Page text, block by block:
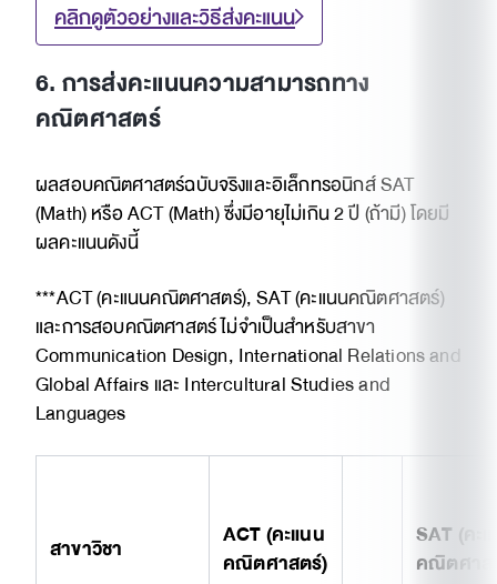
คลิกดูตัวอย่างและวิธีส่งคะแนน
6. การส่งคะแนนความสามารถทาง
คณิตศาสตร์
ผลสอบคณิตศาสตร์ฉบับจริงและอิเล็กทรอนิกส์ SAT
(Math) หรือ ACT (Math) ซึ่งมีอายุไม่เกิน 2 ปี (ถ้ามี) โดยมี
ผลคะแนนดังนี้
***ACT (คะแนนคณิตศาสตร์), SAT (คะแนนคณิตศาสตร์)
และการสอบคณิตศาสตร์ ไม่จำเป็นสำหรับสาขา
Communication Design, International Relations and
Global Affairs และ Intercultural Studies and
Languages
สาขาวิชา
ACT (คะแนน
คณิตศาสตร์)
SAT (คะ
คณิตศาส